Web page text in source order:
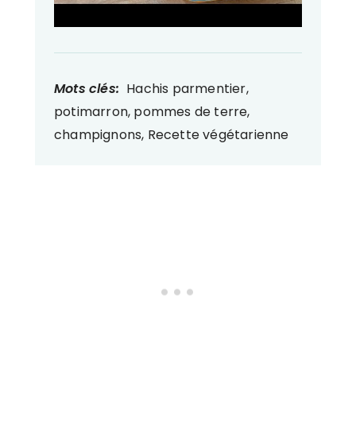
Mots clés: Hachis parmentier,
potimarron, pommes de terre,
champignons, Recette végétarienne